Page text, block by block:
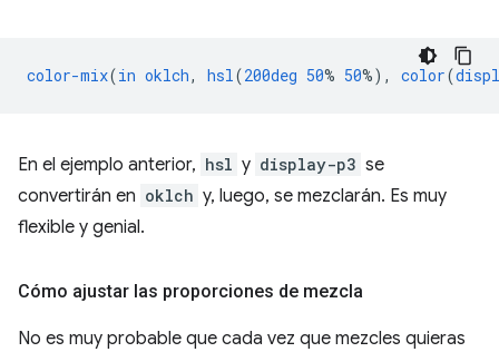
color-mix(in oklch, hsl(200deg 50% 50%), color(
En el ejemplo anterior, hsl y display-p3 se
convertirán en oklch y, luego, se mezclarán. Es muy
flexible y genial.
Cómo ajustar las proporciones de mezcla
No es muy probable que cada vez que mezcles quieras